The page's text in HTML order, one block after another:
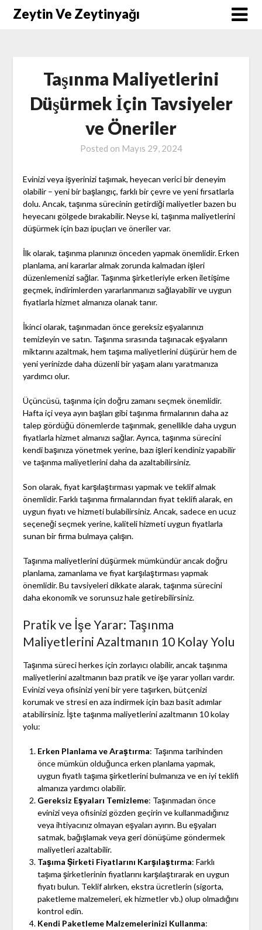
SkipZeytin Ve Zeytinyağı
Taşınma Maliyetlerini
Düşürmek İçin Tavsiyeler
ve Öneriler
Posted on Mayıs 29, 2024
Evinizi veya işyerinizi taşımak, heyecan verici bir deneyim
olabilir – yeni bir başlangıç, farklı bir çevre ve yeni fırsatlarla
dolu. Ancak, taşınma sürecinin getirdiği maliyetler bazen bu
heyecanı gölgede bırakabilir. Neyse ki, taşınma maliyetlerini
düşürmek için bazı ipuçları ve öneriler var.
İlk olarak, taşınma planınızı önceden yapmak önemlidir. Erken
planlama, ani kararlar almak zorunda kalmadan işleri
düzenlemenizi sağlar. Taşınma şirketleriyle erken iletişime
geçmek, indirimlerden yararlanmanızı sağlayabilir ve uygun
fiyatlarla hizmet almanıza olanak tanır.
İkinci olarak, taşınmadan önce gereksiz eşyalarınızı
temizleyin ve satın. Taşınma sırasında taşınacak eşyaların
miktarını azaltmak, hem taşıma maliyetlerini düşürür hem de
yeni yerinizde daha düzenli bir yaşam alanı yaratmanıza
yardımcı olur.
Üçüncüsü, taşınma için doğru zamanı seçmek önemlidir.
Hafta içi veya ayın başları gibi taşınma firmalarının daha az
talep gördüğü dönemlerde taşınmak, genellikle daha uygun
fiyatlarla hizmet almanızı sağlar. Ayrıca, taşınma sürecini
kendi başınıza yönetmek yerine, bazı işleri kendiniz yapabilir
ve taşınma maliyetlerini daha da azaltabilirsiniz.
Son olarak, fiyat karşılaştırması yapmak ve teklif almak
önemlidir. Farklı taşınma firmalarından fiyat teklifi alarak, en
uygun fiyatı ve hizmeti bulabilirsiniz. Ancak, sadece en ucuz
seçeneği seçmek yerine, kaliteli hizmeti uygun fiyatlarla
sunan bir firma bulmaya çalışın.
Taşınma maliyetlerini düşürmek mümkündür ancak doğru
planlama, zamanlama ve fiyat karşılaştırması yapmak
önemlidir. Bu tavsiyeleri dikkate alarak, taşınma sürecini
daha ekonomik ve sorunsuz hale getirebilirsiniz.
Pratik ve İşe Yarar: Taşınma
Maliyetlerini Azaltmanın 10 Kolay Yolu
Taşınma süreci herkes için zorlayıcı olabilir, ancak taşınma
maliyetlerini azaltmanın bazı pratik ve işe yarar yolları vardır.
Evinizi veya ofisinizi yeni bir yere taşırken, bütçenizi
korumak ve stresi en aza indirmek için bazı basit adımlar
atabilirsiniz. İşte taşınma maliyetlerini azaltmanın 10 kolay
yolu:
Erken Planlama ve Araştırma: Taşınma tarihinden
önce mümkün olduğunca erken planlama yapmak,
uygun fiyatlı taşıma şirketlerini bulmanıza ve en iyi teklifi
almanıza yardımcı olabilir.
Gereksiz Eşyaları Temizleme: Taşınmadan önce
evinizi veya ofisinizi gözden geçirin ve kullanmadığınız
veya ihtiyacınız olmayan eşyaları ayırın. Bu eşyaları
satmak, bağışlamak veya geri dönüşüme göndermek
maliyetleri azaltabilir.
Taşıma Şirketi Fiyatlarını Karşılaştırma: Farklı
taşıma şirketlerinin fiyatlarını karşılaştırarak en uygun
fiyatı bulun. Teklif alırken, ekstra ücretlerin (sigorta,
paketleme malzemeleri, ek hizmetler vb.) olup olmadığını
kontrol edin.
Kendi Paketleme Malzemelerinizi Kullanma: